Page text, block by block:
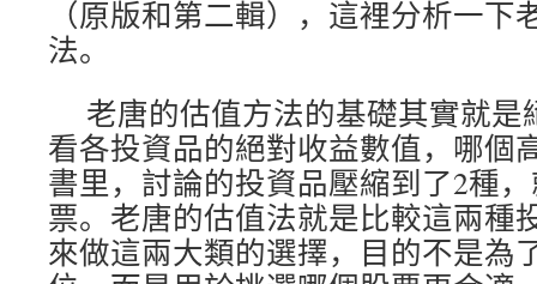
（原版和第二輯），這裡分析一下
法。
老唐的估值方法的基礎其實就
看各投資品的絕對收益數值，哪個
書里，討論的投資品壓縮到了2種
票。老唐的估值法就是比較這兩種
來做這兩大類的選擇，目的不是為